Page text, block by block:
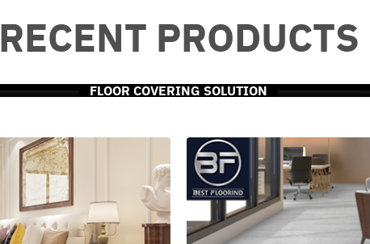
RECENT PRODUCTS
FLOOR COVERING SOLUTION